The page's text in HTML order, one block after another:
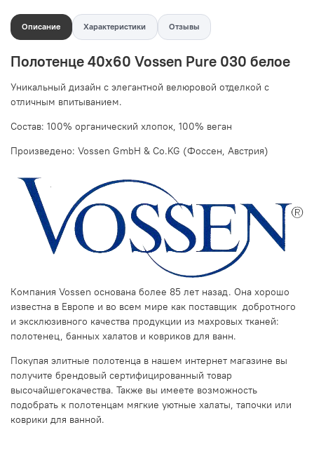
Описание Характеристики Отзывы
Полотенце 40х60 Vossen Pure 030 белое
Уникальный дизайн с элегантной велюровой отделкой c
отличным впитыванием.
Состав: 100% органический хлопок, 100% веган
Произведено: Vossen GmbH & Co.KG (Фоссен, Австрия)
Компания Vossen основана более 85 лет назад. Она хорошо
известна в Европе и во всем мире как поставщик добротного
и эксклюзивного качества продукции из махровых тканей:
полотенец, банных халатов и ковриков для ванн.
Покупая элитные полотенца в нашем интернет магазине вы
получите брендовый сертифицированный товар
высочайшегокачества. Также вы имеете возможность
подобрать к полотенцам мягкие уютные халаты, тапочки или
коврики для ванной.